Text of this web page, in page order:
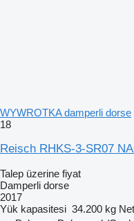
WYWROTKA damperli dorse
18
Reisch RHKS-3-SR07
Talep üzerine fiyat
Damperli dorse
2017
Yük kapasitesi 34.200 kg